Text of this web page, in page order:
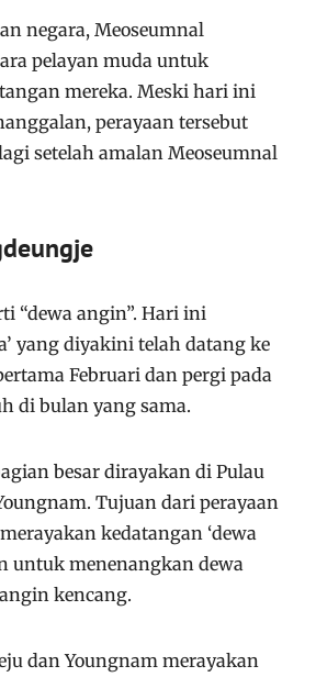
negara, Meoseumnal
pelayan muda untuk
mereka. Meski hari ini
perayaan tersebut
setelah amalan Meoseumnal
“dewa angin”. Hari ini
yang diyakini telah datang ke
Februari dan pergi pada
di bulan yang sama.
besar dirayakan di Pulau
Tujuan dari perayaan
kedatangan ‘dewa
untuk menenangkan dewa
kencang.
dan Youngnam merayakan